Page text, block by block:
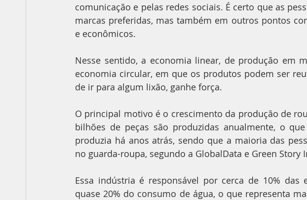
comunicação e pelas redes sociais. É certo que as
marcas preferidas, mas também em outros pontos
e econômicos.
Nesse sentido, a economia linear, de produção em
economia circular, em que os produtos podem ser
de ir para algum lixão, ganhe força.
O principal motivo é o crescimento da produção de
bilhões de peças são produzidas anualmente, o
produzia há anos atrás, sendo que a maioria das
no guarda-roupa, segundo a GlobalData e Green Story
Essa indústria é responsável por cerca de 10% das
quase 20% do consumo de água, o que representa